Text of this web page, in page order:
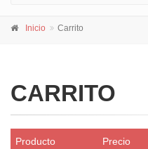
Inicio Carrito
CARRITO
Producto Precio